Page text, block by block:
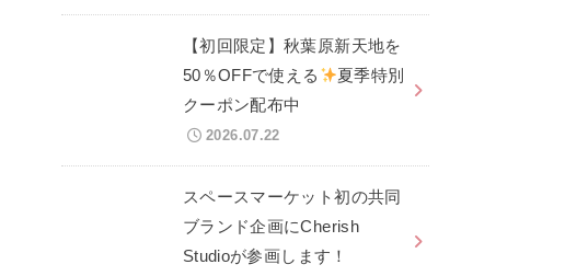
【初回限定】秋葉原新天地を
50％OFFで使える
夏季特別
クーポン配布中
2026.07.22
スペースマーケット初の共同
ブランド企画にCherish
Studioが参画します！